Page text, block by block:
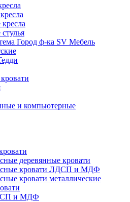
Город ф-ка SV Мебель
и компьютерные
деревянные кровати
кровати ЛДСП и МДФ
кровати металлические
и МДФ